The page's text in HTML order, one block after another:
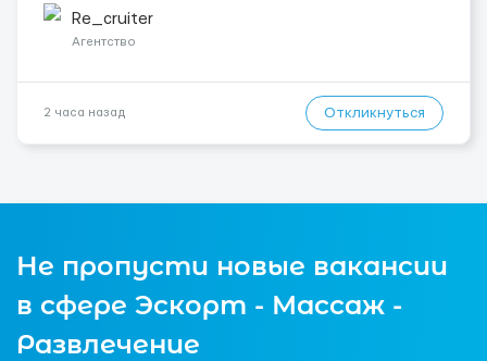
близько 2000 € на місяць (після вирахув...
Re_cruiter
Агентство
2 часа назад Откликнуться
Не пропусти новые вакансии
в сфере Эскорт - Массаж -
Развлечение